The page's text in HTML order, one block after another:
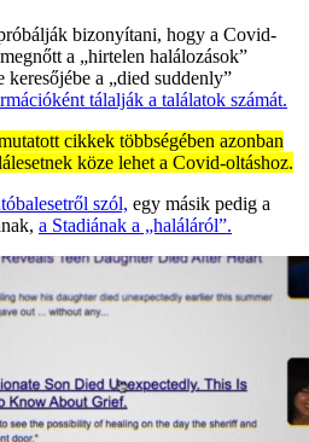
bizonyítani, hogy a Covid-
a „hirtelen halálozások”
a „died suddenly”
tálalják a találatok számát.
cikkek többségében azonban
köze lehet a Covid-oltáshoz.
szól, egy másik pedig a
a Stadiának a „haláláról”.